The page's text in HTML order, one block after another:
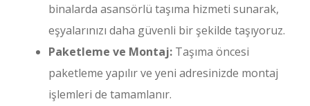
binalarda asansörlü taşıma hizmeti sunarak,
eşyalarınızı daha güvenli bir şekilde taşıyoruz.
Paketleme ve Montaj: Taşıma öncesi
paketleme yapılır ve yeni adresinizde montaj
işlemleri de tamamlanır.